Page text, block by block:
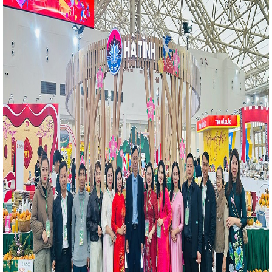
Việt Nam
Thủ tướng Chính phủ Phạm Minh
- Nam qua Hà Tĩnh
Danh sách các khu vực
Hà Tĩnh
Trang trọng lễ kỷ niệm 80 năm Ngày
10 sự kiện nổi bật ngành Công Thương
Tĩnh đỡ đầu thôn biên giới xây dựng nông thôn mới
thiệu sản phẩm, kết nối giao thương tại các chuỗi
phố Đà Nẵng
Hoàn thiện chuỗi cung ứng, mở
Bộ Chính trị ban hành Nghị quyết xây dựng
Hội chợ Công Thương vùng Tây Bắc -
mạng lưới phân phối, tiêu thụ hàng hóa cho sản
trên lĩnh vực công thương trình kỳ họp HĐND tỉnh
Thương năm 2024 và giải pháp triển khai nhiệm vụ
huy động vốn đa cấp trên không gian mạng
tựu đất nước 80 năm
CĐN Công Thương
các doanh nghiệp sau Tết Nguyên đán Quý Mão
hành trình hiện thực hóa khát vọng độc lập, tự do
CÁO VỀ ĐỀ ÁN PHÁT TRIỂN CÔNG NGHIỆP HỖ
ĐẾN NĂM 2030 VÀ NHỮNG NĂM TIẾP THEO
triển khai công tác tháng 01 năm 2025
Hà Tĩnh
và bắn pháo hoa dịp 2/9
Cảnh báo mưa lớn
ĐẨY MẠNH PHÁT TRIỂN CÔNG NGHIỆP HỖ TRỢ
Giá xăng, dầu cùng tăng
Ngành Công Thương
quý I/2026
Hà Tĩnh tham gia trưng bày gần 50
tại Bình Định
Ban Tổ chức cuộc thi trực tuyến
Nam ưu tiên dùng hàng Việt Nam” tại Hà Tĩnh đã